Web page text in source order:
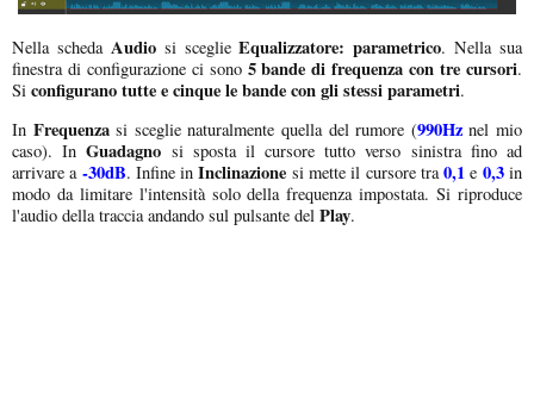
Nella scheda Audiosi sceglieEqualizzatore: parametrico. Nella sua
finestra di configurazione ci sono 5 bande di frequenza con tre cursori.
Si configurano tutte e cinque le bande con gli stessi parametri.
In Frequenzasi sceglie naturalmente quella del rumore (990Hznel mio
caso). In Guadagno si sposta il cursore tutto verso sinistra fino ad
arrivare a -30dB. Infine inInclinazione si mette il cursore tra0,1 e 0,3in
modo da limitare l'intensità solo della frequenza impostata. Si riproduce
l'audio della traccia andando sul pulsante del Play.